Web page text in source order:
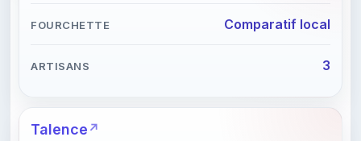
Comparatif local
3
Talence